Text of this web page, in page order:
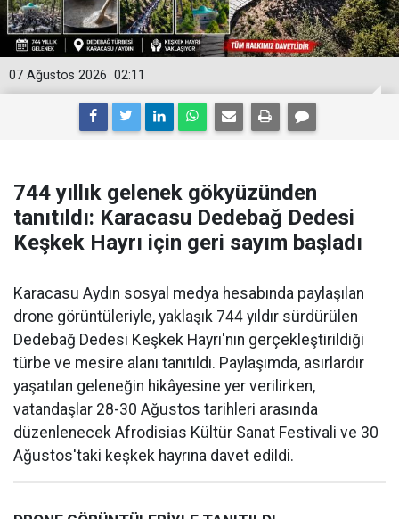
02:11
07 Ağustos 2026
744 yıllık gelenek gökyüzünden
tanıtıldı: Karacasu Dedebağ Dedesi
Keşkek Hayrı için geri sayım başladı
Karacasu Aydın sosyal medya hesabında paylaşılan
drone görüntüleriyle, yaklaşık 744 yıldır sürdürülen
Dedebağ Dedesi Keşkek Hayrı'nın gerçekleştirildiği
türbe ve mesire alanı tanıtıldı. Paylaşımda, asırlardır
yaşatılan geleneğin hikâyesine yer verilirken,
vatandaşlar 28-30 Ağustos tarihleri arasında
düzenlenecek Afrodisias Kültür Sanat Festivali ve 30
Ağustos'taki keşkek hayrına davet edildi.